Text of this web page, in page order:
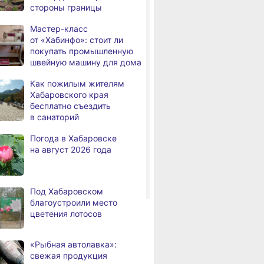
с инвалидностью
в Хабаровском крае
Магнитные бури,
радиационный фон и пробки
Какой сегодня день: День
маяка
в этом году подали свыше
100 тысяч заявлений
медалями «За спасение
на пожаре»
по нацпроекту капитально
ремонтируют кровлю Дома
культуры
стороны границы
Мастер-класс
от «Хабинфо»: стоит ли
покупать промышленную
швейную машину для дома
Как пожилым жителям
Хабаровского края
бесплатно съездить
в санаторий
Погода в Хабаровске
на август 2026 года
Под Хабаровском
благоустроили место
цветения лотосов
«Рыбная автолавка»:
свежая продукция